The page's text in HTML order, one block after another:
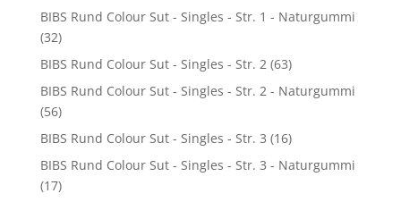
BIBS Rund Colour Sut - Singles - Str. 1 - Naturgummi
(32)
BIBS Rund Colour Sut - Singles - Str. 2 (63)
BIBS Rund Colour Sut - Singles - Str. 2 - Naturgummi
(56)
BIBS Rund Colour Sut - Singles - Str. 3 (16)
BIBS Rund Colour Sut - Singles - Str. 3 - Naturgummi
(17)